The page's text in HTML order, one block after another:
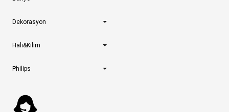
Dekorasyon
Halı&Kilim
Philips